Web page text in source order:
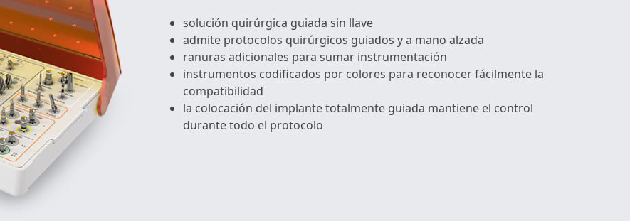
solución quirúrgica guiada sin llave
admite protocolos quirúrgicos guiados y a mano alzada
ranuras adicionales para sumar instrumentación
instrumentos codificados por colores para reconocer fácilmente la
compatibilidad
la colocación del implante totalmente guiada mantiene el control
durante todo el protocolo